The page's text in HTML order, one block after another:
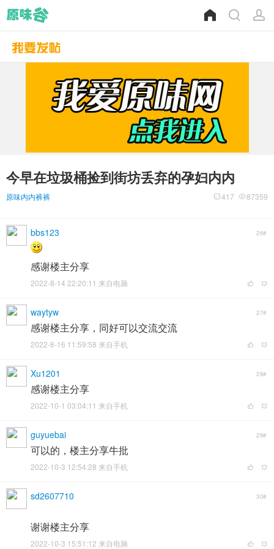
今早在垃圾桶捡到街坊丢弃的孕妇内内
原味内内裤裤 87359
417
bbs123 26#
感谢楼主分享
2022-8-14 22:20:11 来自电脑
waytyw 27#
感谢楼主分享，同好可以交流交流
2022-8-16 11:59:58 来自手机
Xu1201 28#
感谢楼主分享
2022-10-1 03:04:11 来自手机
guyuebai 29#
可以的，楼主分享牛批
2022-10-3 12:54:28 来自手机
sd2607710 30#
谢谢楼主分享
2022-10-3 15:51:12 来自电脑